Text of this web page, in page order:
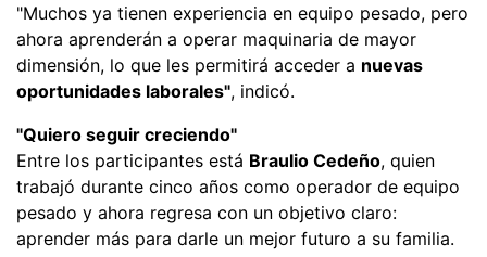
"Muchos ya tienen experiencia en equipo pesado, pero
ahora aprenderán a operar maquinaria de mayor
dimensión, lo que les permitirá acceder a nuevas
oportunidades laborales", indicó.
"Quiero seguir creciendo"
Entre los participantes está Braulio Cedeño, quien
trabajó durante cinco años como operador de equipo
pesado y ahora regresa con un objetivo claro:
aprender más para darle un mejor futuro a su familia.